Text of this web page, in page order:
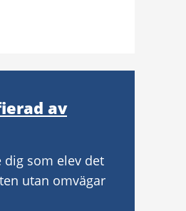
av
dig som elev det
utan omvägar